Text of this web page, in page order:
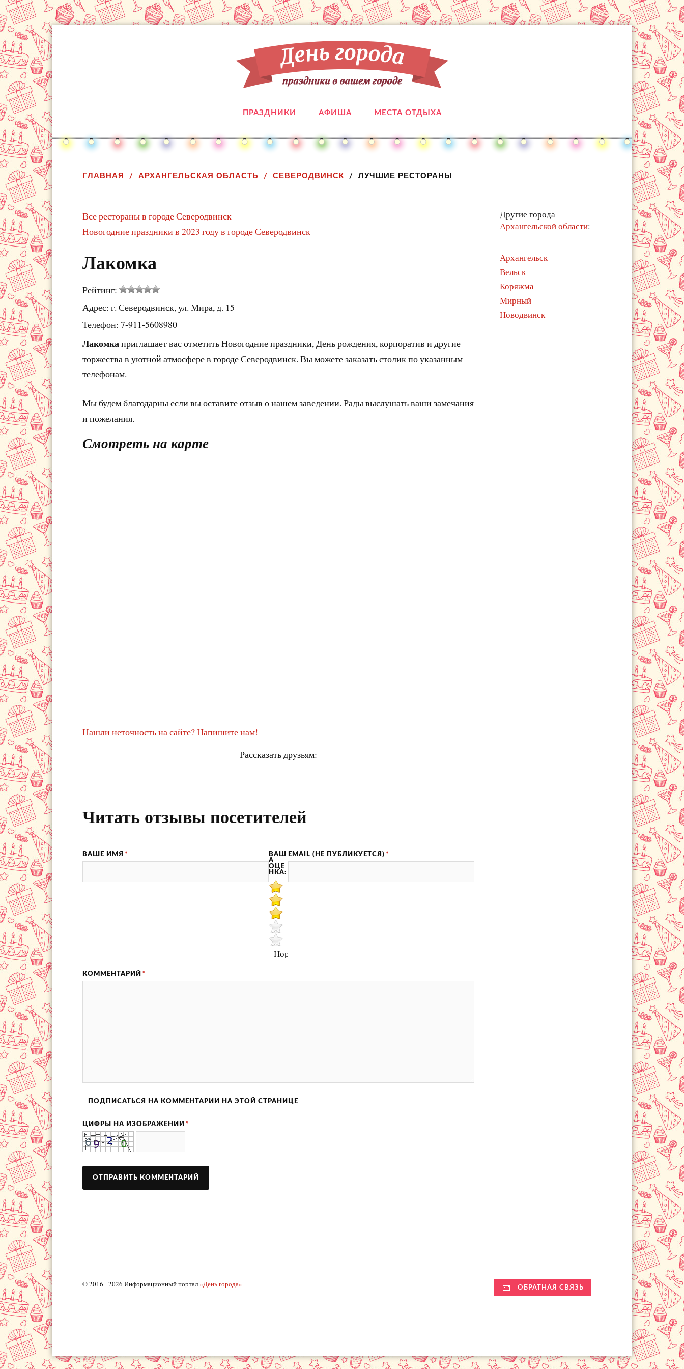
ПРАЗДНИКИ АФИША МЕСТА ОТДЫХА
ГЛАВНАЯ АРХАНГЕЛЬСКАЯ ОБЛАСТЬ СЕВЕРОДВИНСК ЛУЧШИЕ РЕСТОРАНЫ
Другие города
Архангельской области:
Архангельск
Вельск
Коряжма
Мирный
Новодвинск
Все рестораны в городе Северодвинск
Новогодние праздники в 2023 году в городе Северодвинск
Лакомка
Рейтинг:
Адрес: г. Северодвинск, ул. Мира, д. 15
Телефон: 7-911-5608980
Лакомкаприглашает вас отметить Новогодние праздники, День рождения, корпоратив и другие
торжества в уютной атмосфере в городе Северодвинск. Вы можете заказать столик по указанным
телефонам.
Мы будем благодарны если вы оставите отзыв о нашем заведении. Рады выслушать ваши замечания
и пожелания.
Смотреть на карте
Нашли неточность на сайте? Напишите нам!
Рассказать друзьям:
Читать отзывы посетителей
ВАШЕ ИМЯ * EMAIL (НЕ ПУБЛИКУЕТСЯ) *
ВАШ
А
ОЦЕ
НКА:
Нормально
КОММЕНТАРИЙ *
ПОДПИСАТЬСЯ НА КОММЕНТАРИИ НА ЭТОЙ СТРАНИЦЕ
ЦИФРЫ НА ИЗОБРАЖЕНИИ *
© 2016 - 2026 Информационный портал «День города» ОБРАТНАЯ СВЯЗЬ